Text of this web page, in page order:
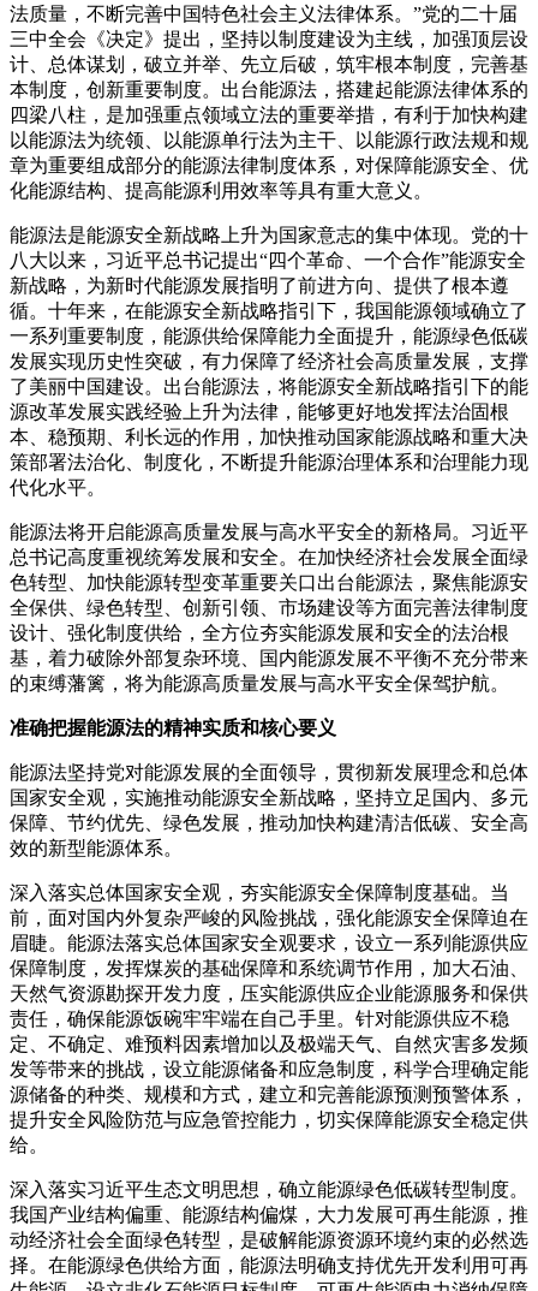
法质量，不断完善中国特色社会主义法律体系。”党的二十届
三中全会《决定》提出，坚持以制度建设为主线，加强顶层设
计、总体谋划，破立并举、先立后破，筑牢根本制度，完善基
本制度，创新重要制度。出台能源法，搭建起能源法律体系的
四梁八柱，是加强重点领域立法的重要举措，有利于加快构建
以能源法为统领、以能源单行法为主干、以能源行政法规和规
章为重要组成部分的能源法律制度体系，对保障能源安全、优
化能源结构、提高能源利用效率等具有重大意义。
能源法是能源安全新战略上升为国家意志的集中体现。党的十
八大以来，习近平总书记提出“四个革命、一个合作”能源安全
新战略，为新时代能源发展指明了前进方向、提供了根本遵
循。十年来，在能源安全新战略指引下，我国能源领域确立了
一系列重要制度，能源供给保障能力全面提升，能源绿色低碳
发展实现历史性突破，有力保障了经济社会高质量发展，支撑
了美丽中国建设。出台能源法，将能源安全新战略指引下的能
源改革发展实践经验上升为法律，能够更好地发挥法治固根
本、稳预期、利长远的作用，加快推动国家能源战略和重大决
策部署法治化、制度化，不断提升能源治理体系和治理能力现
代化水平。
能源法将开启能源高质量发展与高水平安全的新格局。习近平
总书记高度重视统筹发展和安全。在加快经济社会发展全面绿
色转型、加快能源转型变革重要关口出台能源法，聚焦能源安
全保供、绿色转型、创新引领、市场建设等方面完善法律制度
设计、强化制度供给，全方位夯实能源发展和安全的法治根
基，着力破除外部复杂环境、国内能源发展不平衡不充分带来
的束缚藩篱，将为能源高质量发展与高水平安全保驾护航。
准确把握能源法的精神实质和核心要义
能源法坚持党对能源发展的全面领导，贯彻新发展理念和总体
国家安全观，实施推动能源安全新战略，坚持立足国内、多元
保障、节约优先、绿色发展，推动加快构建清洁低碳、安全高
效的新型能源体系。
深入落实总体国家安全观，夯实能源安全保障制度基础。当
前，面对国内外复杂严峻的风险挑战，强化能源安全保障迫在
眉睫。能源法落实总体国家安全观要求，设立一系列能源供应
保障制度，发挥煤炭的基础保障和系统调节作用，加大石油、
天然气资源勘探开发力度，压实能源供应企业能源服务和保供
责任，确保能源饭碗牢牢端在自己手里。针对能源供应不稳
定、不确定、难预料因素增加以及极端天气、自然灾害多发频
发等带来的挑战，设立能源储备和应急制度，科学合理确定能
源储备的种类、规模和方式，建立和完善能源预测预警体系，
提升安全风险防范与应急管控能力，切实保障能源安全稳定供
给。
深入落实习近平生态文明思想，确立能源绿色低碳转型制度。
我国产业结构偏重、能源结构偏煤，大力发展可再生能源，推
动经济社会全面绿色转型，是破解能源资源环境约束的必然选
择。在能源绿色供给方面，能源法明确支持优先开发利用可再